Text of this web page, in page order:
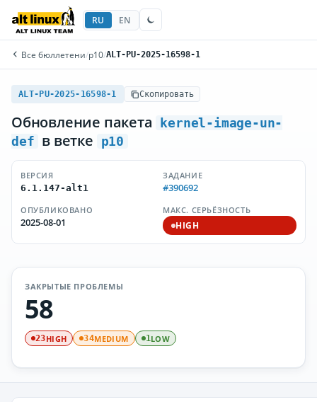
RU EN
Все бюллетени/p10/ALT-PU-2025-16598-1
ALT-PU-2025-16598-1 Скопировать
Обновление пакета
kernel-image-un-
def в ветке p10
ВЕРСИЯ
6.1.147-alt1
ЗАДАНИЕ
#390692
ОПУБЛИКОВАНО
2025-08-01
МАКС. СЕРЬЁЗНОСТЬ
HIGH
ЗАКРЫТЫЕ ПРОБЛЕМЫ
58
23HIGH 34MEDIUM 1LOW